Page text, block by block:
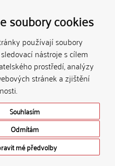
soubory cookies
používají soubory
nástroje s cílem
prostředí, analýzy
stránek a zjištění
Souhlasím
Odmítám
mé předvolby